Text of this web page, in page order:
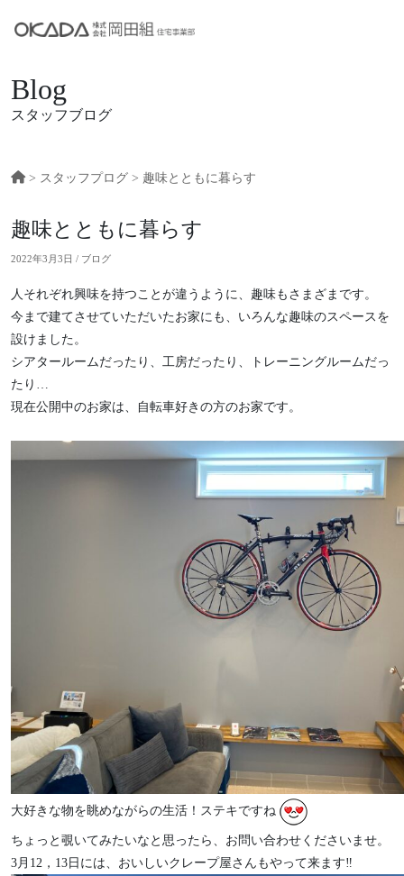
Blog
スタッフブログ
> スタッフプログ > 趣味とともに暮らす
趣味とともに暮らす
2022年3月3日 / ブログ
人それぞれ興味を持つことが違うように、趣味もさまざまです。
今まで建てさせていただいたお家にも、いろんな趣味のスペースを
設けました。
シアタールームだったり、工房だったり、トレーニングルームだっ
たり…
現在公開中のお家は、自転車好きの方のお家です。
大好きな物を眺めながらの生活！ステキですね
ちょっと覗いてみたいなと思ったら、お問い合わせくださいませ。
3月12，13日には、おいしいクレープ屋さんもやって来ます‼